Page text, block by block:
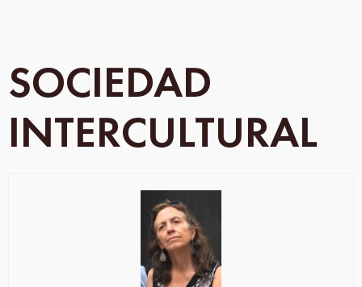
SOCIEDAD
INTERCULTURAL